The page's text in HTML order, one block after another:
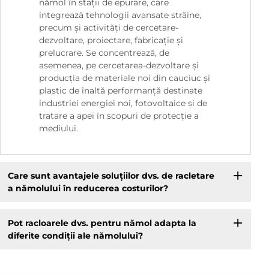
nămol în stații de epurare, care
integrează tehnologii avansate străine,
precum și activități de cercetare-
dezvoltare, proiectare, fabricație și
prelucrare. Se concentrează, de
asemenea, pe cercetarea-dezvoltare și
producția de materiale noi din cauciuc și
plastic de înaltă performanță destinate
industriei energiei noi, fotovoltaice și de
tratare a apei în scopuri de protecție a
mediului.
Care sunt avantajele soluțiilor dvs. de racletare
a nămolului în reducerea costurilor?
Pot racloarele dvs. pentru nămol adapta la
diferite condiții ale nămolului?